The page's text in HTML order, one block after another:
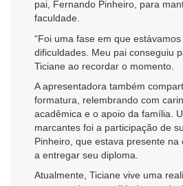
pai, Fernando Pinheiro, para
faculdade.
“Foi uma fase em que
dificuldades. Meu pai conseguiu
Ticiane ao recordar o momento.
A apresentadora também
formatura, relembrando com
acadêmica e o apoio da família.
marcantes foi a participação de
Pinheiro, que estava presente na
a entregar seu diploma.
Atualmente, Ticiane vive uma